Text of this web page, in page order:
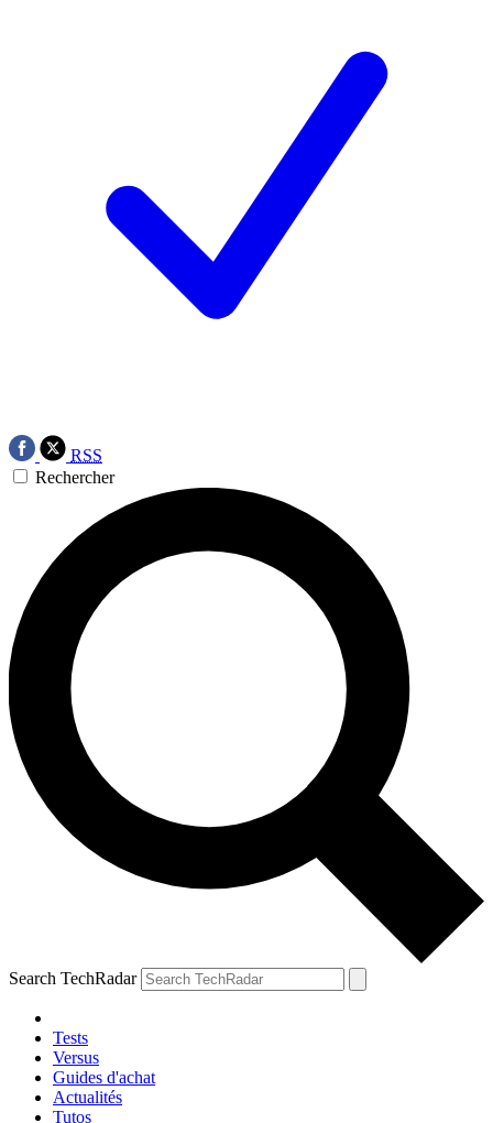
RSS
Rechercher
Search TechRadar
Tests
Versus
Guides d'achat
Actualités
Tutos